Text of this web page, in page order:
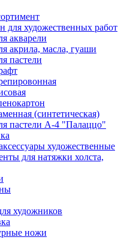
для художественных работ
акварели
акрила, масла, гуаши
пастели
(синтетическая)
пастели А-4 "Палаццо"
художественные
для натяжки холста,
художников
ножи